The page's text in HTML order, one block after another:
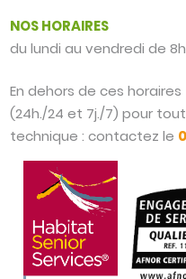
NOS HORAIRES
du lundi au vendredi de
En dehors de ces horaires
(24h./24 et 7j./7) pour
technique : contactez le